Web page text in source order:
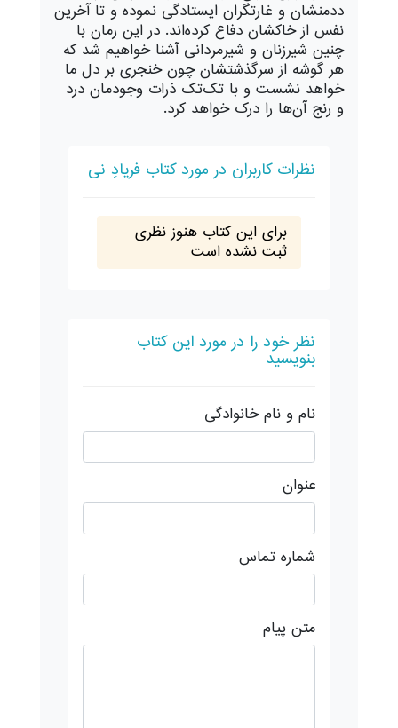
ددمنشان و غارتگران ایستادگی نموده و تا آخرین
نفس از خاکشان دفاع کرده‌اند. در این رمان با
چنین شیرزنان و شیرمردانی آشنا خواهیم شد که
هر گوشه از سرگذشتشان چون خنجری بر دل ما
خواهد نشست و با تک‌تک ذرات وجودمان درد
و رنج آن‌ها را درک خواهد کرد.
نظرات کاربران در مورد کتاب فریادِ نی
برای این کتاب هنوز نظری
ثبت نشده است
نظر خود را در مورد این کتاب
بنویسید
نام و نام خانوادگی
عنوان
شماره تماس
متن پیام